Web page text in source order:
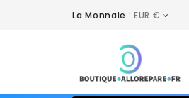
La Monnaie : EUR €